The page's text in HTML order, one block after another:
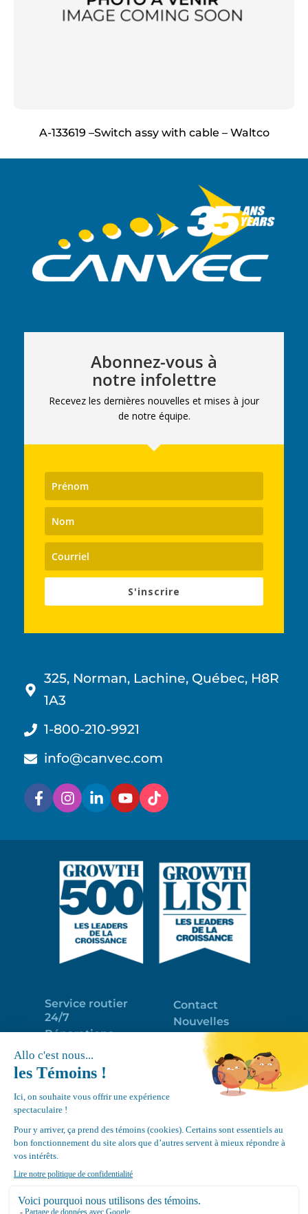
A-133619 –Switch assy with cable – Waltco
Abonnez-vous à
notre infolettre
Recevez les dernières nouvelles et mises à jour
de notre équipe.
S'inscrire
325, Norman, Lachine, Québec, H8R
1A3
1-800-210-9921
info@canvec.com
Service routier
24/7
Réparations
Programme
d’entretien
Déneigement
de toits
Équipements
Contact
Nouvelles
Portail clients
Emploi
Politique de
Google